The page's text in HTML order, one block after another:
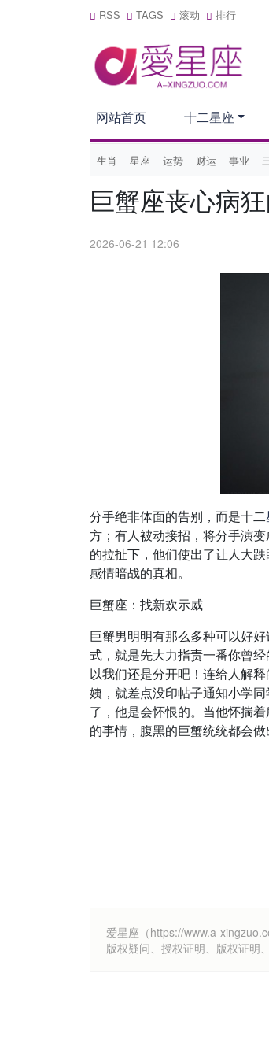
RSS TAGS 滚动 排行
网站首页
生肖 星座 运势 财运 事业
十二星座
巨蟹座丧心病
2026-06-21 12:06
分手绝非体面的告别，而是十二
方；有人被动接招，将分手演
的拉扯下，他们使出了让人大
感情暗战的真相。
巨蟹座：找新欢示威
巨蟹男明明有那么多种可以好
式，就是先大力指责一番你曾
以我们还是分开吧！连给人解
姨，就差点没印帖子通知小学
了，他是会怀恨的。当他怀揣
的事情，腹黑的巨蟹统统都会
爱星座（https://www.a-
版权疑问、授权证明、版权证明